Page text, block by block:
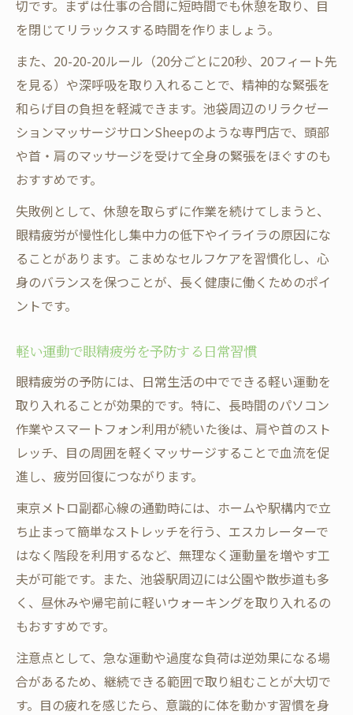
切です。まずは仕事の合間に短時間でも休憩を取り、目
を閉じてリラックスする時間を作りましょう。
また、20-20-20ルール（20分ごとに20秒、20フィート先
を見る）や深呼吸を取り入れることで、精神的な緊張を
和らげ目の負担を軽減できます。池袋周辺のリラクゼー
ションマッサージサロンSheepのような専門店で、頭部
や首・肩のマッサージを受けて全身の緊張をほぐすのも
おすすめです。
失敗例として、休憩を取らずに作業を続けてしまうと、
眼精疲労が慢性化し集中力の低下やイライラの原因にな
ることがあります。こまめなセルフケアを習慣化し、心
身のバランスを保つことが、長く健康に働くためのポイ
ントです。
軽い運動で眼精疲労を予防する日常習慣
眼精疲労の予防には、日常生活の中でできる軽い運動を
取り入れることが効果的です。特に、長時間のパソコン
作業やスマートフォン利用が続いた後は、肩や首のスト
レッチ、目の周囲を軽くマッサージすることで血流を促
進し、疲労回復につながります。
東京メトロ副都心線の通勤時には、ホームや駅構内で立
ち止まって簡単なストレッチを行う、エスカレーターで
はなく階段を利用するなど、無理なく運動量を増やす工
夫が可能です。また、池袋駅周辺には公園や散歩道も多
く、昼休みや帰宅前に軽いウォーキングを取り入れるの
もおすすめです。
注意点として、急な運動や過度な負荷は逆効果になる場
合があるため、継続できる範囲で取り組むことが大切で
す。目の疲れを感じたら、意識的に体を動かす習慣を身